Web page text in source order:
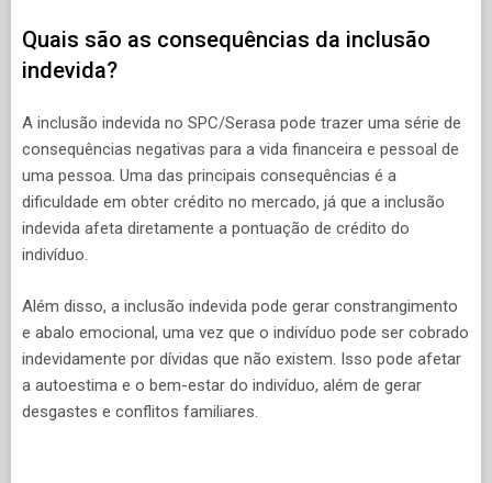
Quais são as consequências da inclusão
indevida?
A inclusão indevida no SPC/Serasa pode trazer uma série de
consequências negativas para a vida financeira e pessoal de
uma pessoa. Uma das principais consequências é a
dificuldade em obter crédito no mercado, já que a inclusão
indevida afeta diretamente a pontuação de crédito do
indivíduo.
Além disso, a inclusão indevida pode gerar constrangimento
e abalo emocional, uma vez que o indivíduo pode ser cobrado
indevidamente por dívidas que não existem. Isso pode afetar
a autoestima e o bem-estar do indivíduo, além de gerar
desgastes e conflitos familiares.